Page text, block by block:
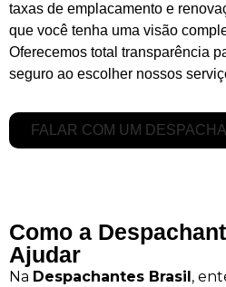
taxas de emplacamento e
que você tenha uma visão
Oferecemos total transparência
seguro ao escolher nossos
FALAR COM UM
Como a
Ajudar
Na Despachantes Brasil,